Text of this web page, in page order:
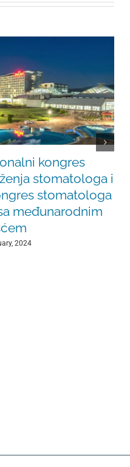
kongres
stomatologa i
stomatologa
međunarodnim
2024